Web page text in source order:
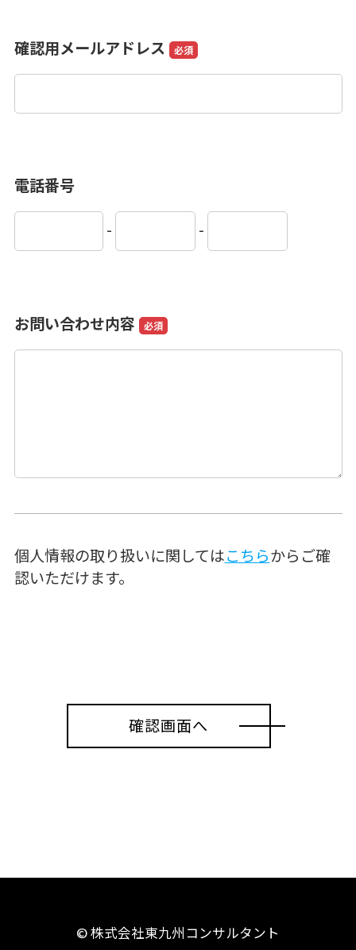
確認用メールアドレス 必須
電話番号
- -
お問い合わせ内容 必須
個人情報の取り扱いに関してはこちらからご確
認いただけます。
確認画面へ
© 株式会社東九州コンサルタント